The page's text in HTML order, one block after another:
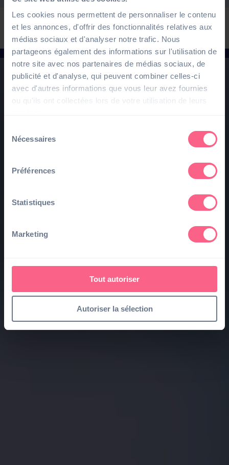
Les cookies nous permettent de personnaliser le contenu
et les annonces, d'offrir des fonctionnalités relatives aux
médias sociaux et d'analyser notre trafic. Nous
partageons également des informations sur l'utilisation de
notre site avec nos partenaires de médias sociaux, de
publicité et d'analyse, qui peuvent combiner celles-ci
avec d'autres informations que vous leur avez fournies
ou qu'ils ont collectées lors de votre utilisation de leurs
Nécessaires
Préférences
Statistiques
Marketing
Tout autoriser
Autoriser la sélection